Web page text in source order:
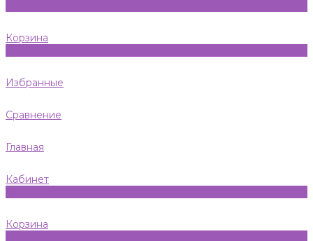
Корзина
Избранные
Сравнение
Главная
Кабинет
Корзина